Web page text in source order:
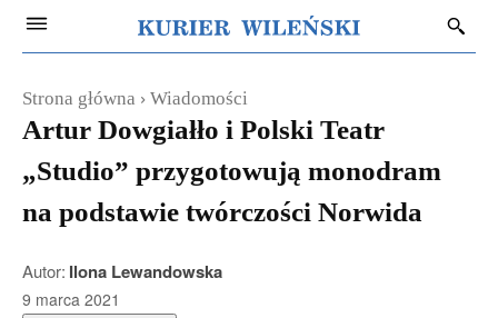
Strona główna Wiadomości
Artur Dowgiałło i Polski Teatr
„Studio” przygotowują monodram
na podstawie twórczości Norwida
Autor: Ilona Lewandowska
9 marca 2021